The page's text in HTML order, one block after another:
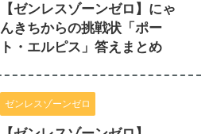
【ゼンレスゾーンゼロ】にゃ
んきちからの挑戦状「ポー
ト・エルピス」答えまとめ
ゼンレスゾーンゼロ